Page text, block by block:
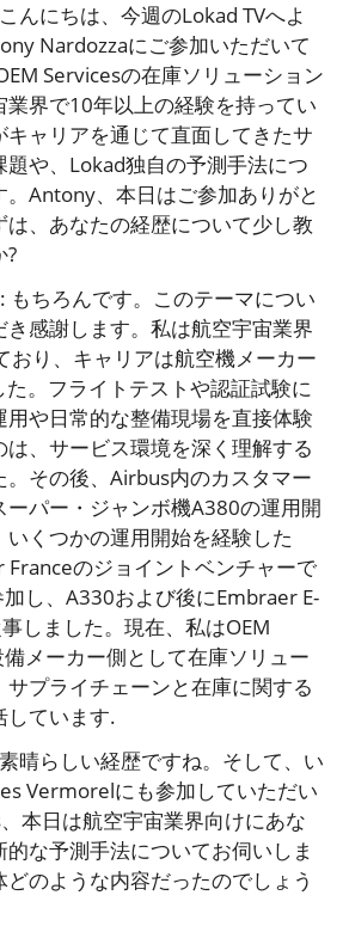
んにちは、今週のLokad TVへよ
Nardozzaにご参加いただいて
Servicesの在庫ソリューション
界で10年以上の経験を持ってい
キャリアを通じて直面してきたサ
題や、Lokad独自の予測手法につ
。Antony、本日はご参加ありがと
は、あなたの経歴について少し教
?
: もちろんです。このテーマについ
感謝します。私は航空宇宙業界
おり、キャリアは航空機メーカー
。フライトテストや認証試験に
や日常的な整備現場を直接体験
、サービス環境を深く理解する
その後、Airbus内のカスタマー
パー・ジャンボ機A380の運用開
くつかの運用開始を経験した
のジョイントベンチャーで
し、A330および後にEmbraer E-
しました。現在、私はOEM
メーカー側として在庫ソリュー
サプライチェーンと在庫に関する
しています.
晴らしい経歴ですね。そして、い
Vermorelにも参加していただい
本日は航空宇宙業界向けにあな
な予測手法についてお伺いしま
のような内容だったのでしょう